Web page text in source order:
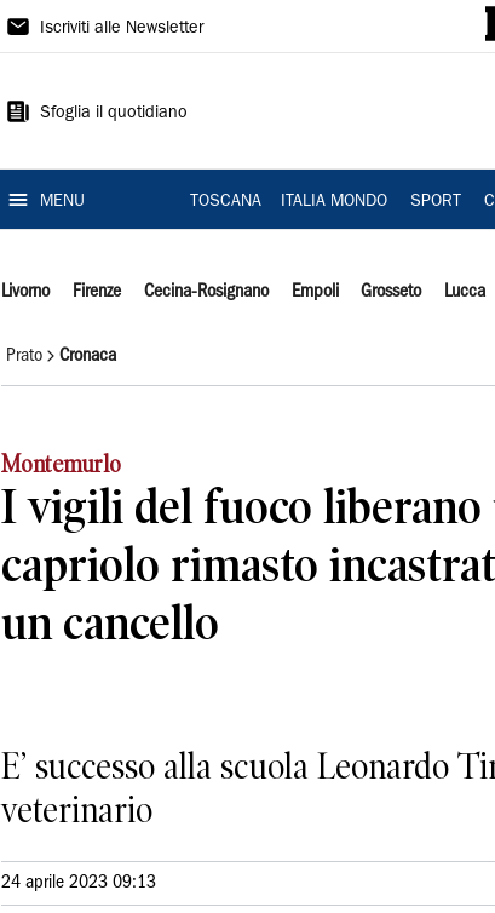
Il
Iscriviti alle Newsletter
Sfoglia il quotidiano
MENU TOSCANA ITALIA MONDO SPORT
Livorno Firenze Cecina-Rosignano Empoli Grosseto Lucca
Prato Cronaca
Montemurlo
I vigili del fuoco liberano
capriolo rimasto
un cancello
E’ successo alla scuola Leonardo
veterinario
24 aprile 2023 09:13